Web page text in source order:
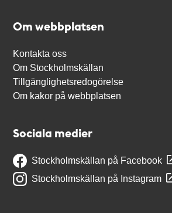
Om webbplatsen
Kontakta oss
Om Stockholmskällan
Tillgänglighetsredogörelse
Om kakor på webbplatsen
Sociala medier
Stockholmskällan på Facebook
Stockholmskällan på Instagram